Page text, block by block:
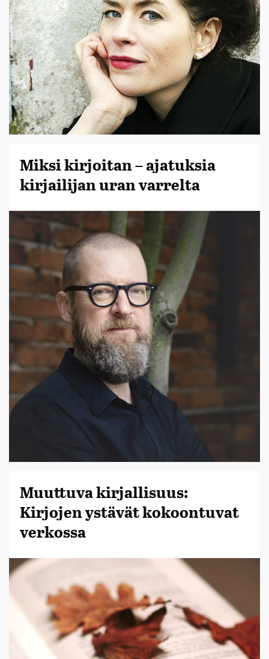
Miksi kirjoitan – ajatuksia
kirjailijan uran varrelta
Muuttuva kirjallisuus:
Kirjojen ystävät kokoontuvat
verkossa